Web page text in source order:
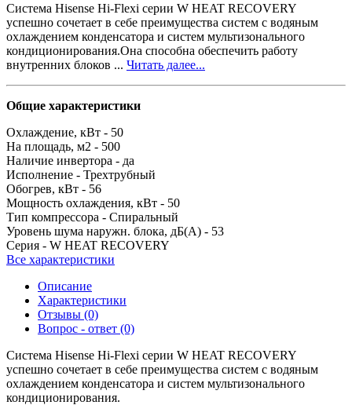
Система Hisense Hi-Flexi серии W HEAT RECOVERY
успешно сочетает в себе преимущества систем с водяным
охлаждением конденсатора и систем мультизонального
кондиционирования.Она способна обеспечить работу
внутренних блоков ... Читать далее...
Общие характеристики
Охлаждение, кВт - 50
На площадь, м2 - 500
Наличие инвертора - да
Исполнение - Трехтрубный
Обогрев, кВт - 56
Мощность охлаждения, кВт - 50
Тип компрессора - Спиральный
Уровень шума наружн. блока, дБ(А) - 53
Серия - W HEAT RECOVERY
Все характеристики
Описание
Характеристики
Отзывы (0)
Вопрос - ответ (0)
Система Hisense Hi-Flexi серии W HEAT RECOVERY
успешно сочетает в себе преимущества систем с водяным
охлаждением конденсатора и систем мультизонального
кондиционирования.